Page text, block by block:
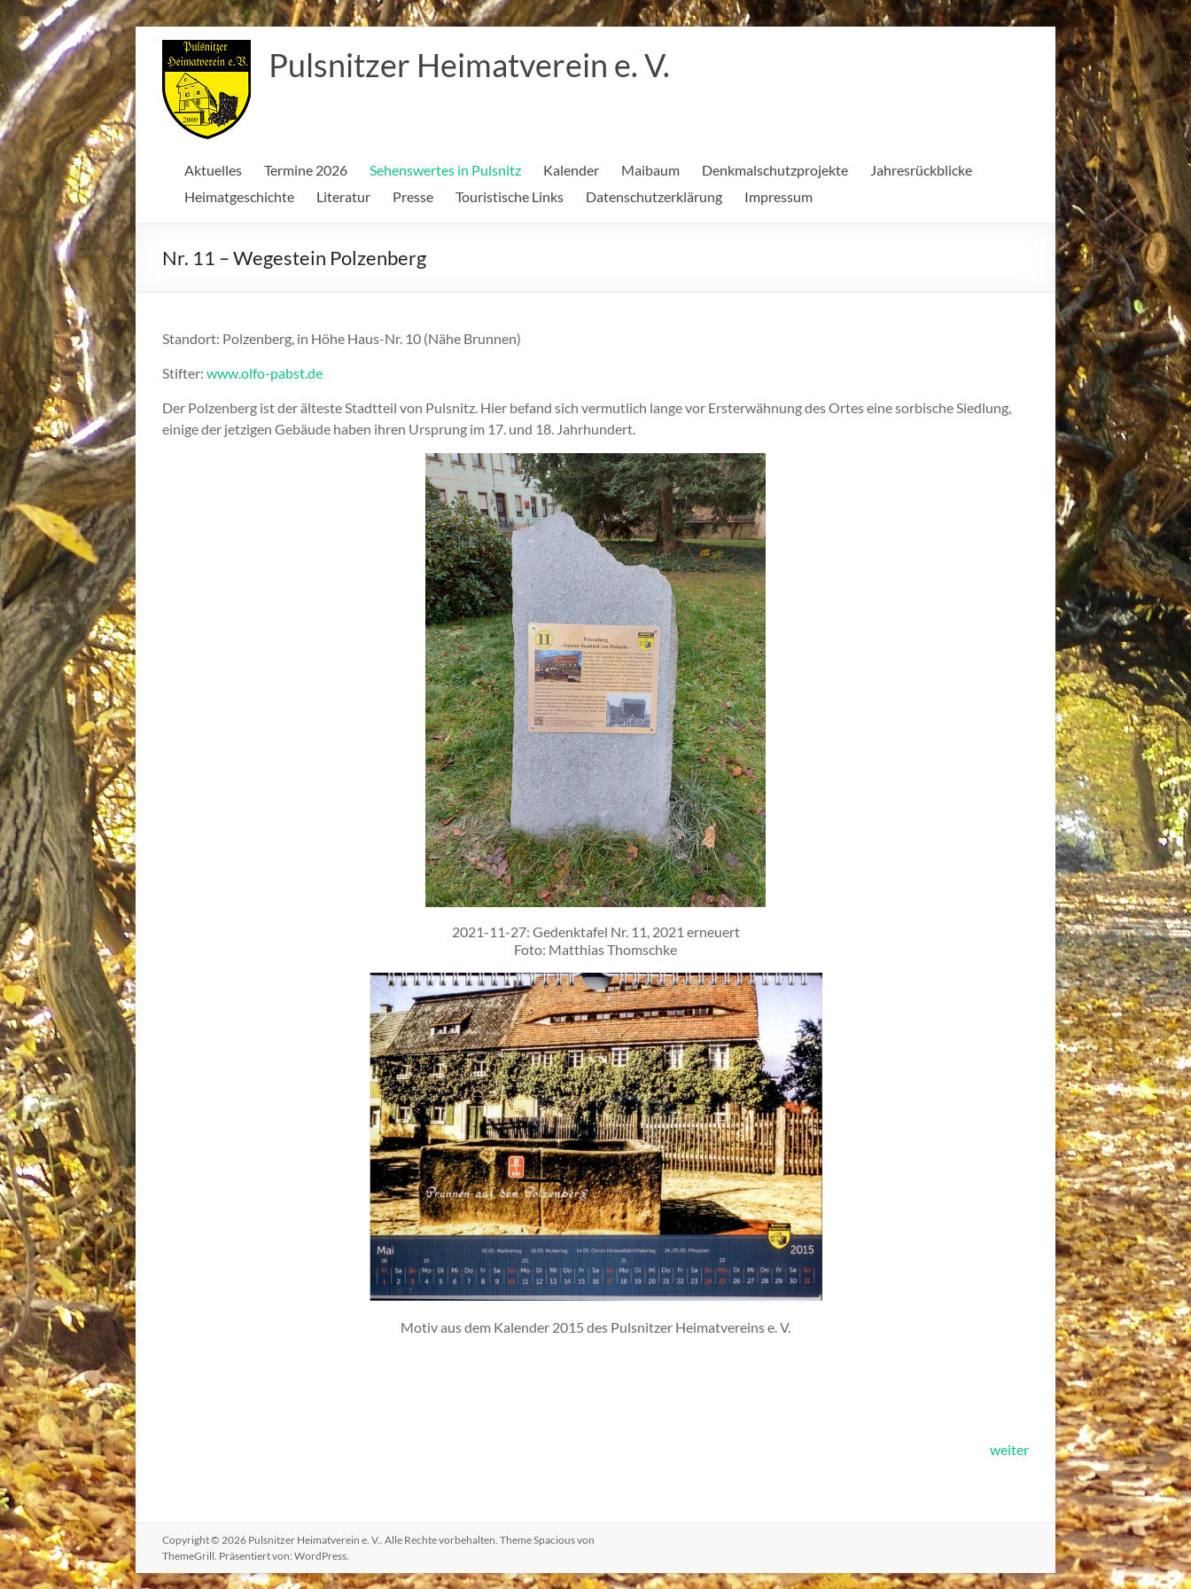
springen
Pulsnitzer Heimatverein e. V.
Aktuelles Termine 2026 Sehenswertes in Pulsnitz Kalender Maibaum Denkmalschutzprojekte
Jahresrückblicke
Heimatgeschichte
Literatur Presse Touristische Links Datenschutzerklärung Impressum
Nr. 11 – Wegestein Polzenberg
Standort: Polzenberg, in Höhe Haus-Nr. 10 (Nähe Brunnen)
Stifter: www.olfo-pabst.de
Der Polzenberg ist der älteste Stadtteil von Pulsnitz. Hier befand sich vermutlich lange vor Ersterwähnung des Ortes eine sorbische Siedlung,
einige der jetzigen Gebäude haben ihren Ursprung im 17. und 18. Jahrhundert.
2021-11-27: Gedenktafel Nr. 11, 2021 erneuert
Foto: Matthias Thomschke
Motiv aus dem Kalender 2015 des Pulsnitzer Heimatvereins e. V.
weiter
Copyright © 2026 Pulsnitzer Heimatverein e. V.. Alle Rechte vorbehalten. ThemeSpaciousvon
ThemeGrill. Präsentiert von: WordPress.